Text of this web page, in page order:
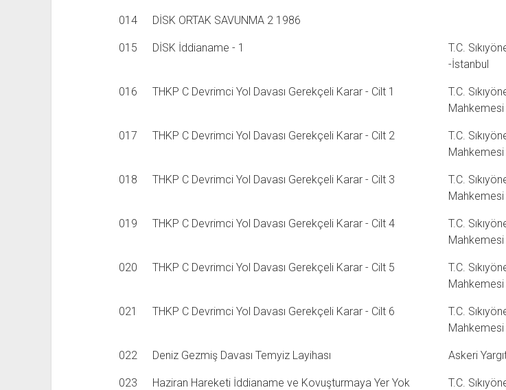
014 DİSK ORTAK SAVUNMA 2 1986
015 DİSK İddianame - 1
T.C.
-İstanbul
016 THKP C Devrimci Yol Davası Gerekçeli Karar - Cilt 1
T.C.
017 THKP C Devrimci Yol Davası Gerekçeli Karar - Cilt 2
T.C.
018 THKP C Devrimci Yol Davası Gerekçeli Karar - Cilt 3
T.C.
019 THKP C Devrimci Yol Davası Gerekçeli Karar - Cilt 4
T.C.
020 THKP C Devrimci Yol Davası Gerekçeli Karar - Cilt 5
T.C.
021 THKP C Devrimci Yol Davası Gerekçeli Karar - Cilt 6
T.C.
022 Deniz Gezmiş Davası Temyiz Layihası Askeri
023
Haziran Hareketi İddianame ve Kovuşturmaya Yer Yok
T.C.